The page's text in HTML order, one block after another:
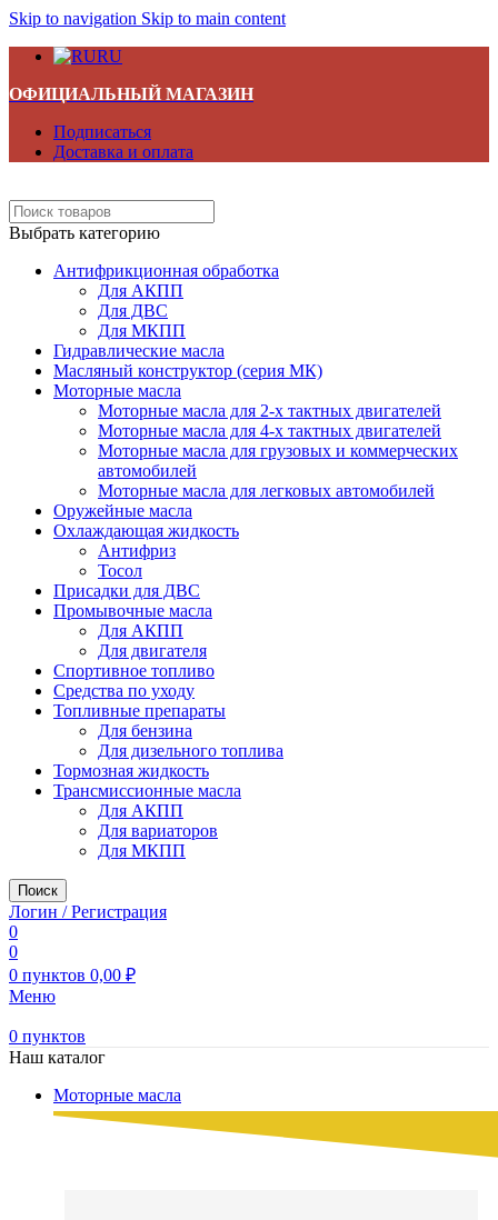
Skip to navigation Skip to main content
RU
ОФИЦИАЛЬНЫЙ МАГАЗИН
Подписаться
Доставка и оплата
Выбрать категорию
Антифрикционная обработка
Для АКПП
Для ДВС
Для МКПП
Гидравлические масла
Масляный конструктор (серия МК)
Моторные масла
Моторные масла для 2-х тактных двигателей
Моторные масла для 4-х тактных двигателей
Моторные масла для грузовых и коммерческих
автомобилей
Моторные масла для легковых автомобилей
Оружейные масла
Охлаждающая жидкость
Антифриз
Тосол
Присадки для ДВС
Промывочные масла
Для АКПП
Для двигателя
Спортивное топливо
Средства по уходу
Топливные препараты
Для бензина
Для дизельного топлива
Тормозная жидкость
Трансмиссионные масла
Для АКПП
Для вариаторов
Для МКПП
Поиск
Логин / Регистрация
0
0
0 пунктов 0,00 ₽
Меню
0 пунктов
Наш каталог
Моторные масла